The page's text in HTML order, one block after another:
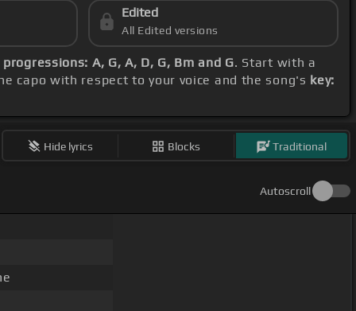
Edited
All Edited versions
A, G, A, D, G, Bm and G. Start with a
capo with respect to your voice and the song's key:
Hide lyrics Blocks Traditional
Autoscroll